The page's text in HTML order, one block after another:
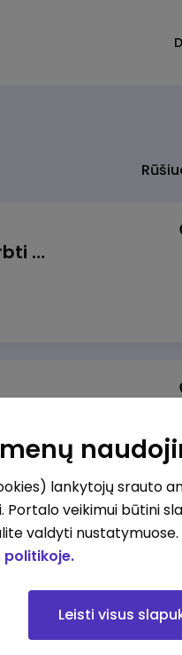
Krovėjas (-a) Ringauduose (galimybė dirbti nepilnu etatu)
Talent Development Project Manager (fixed term - 1.5 years)
lankytojų srauto
Portalo veikimui būtini
valdyti nustatymuose.
politikoje.
Leisti visus